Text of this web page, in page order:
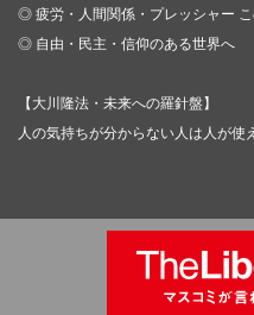
◎ 疲労・人間関係・プレッシャー
◎ 自由・民主・信仰のある世界へ
【大川隆法・未来への羅針盤】
人の気持ちが分からない人は人が使